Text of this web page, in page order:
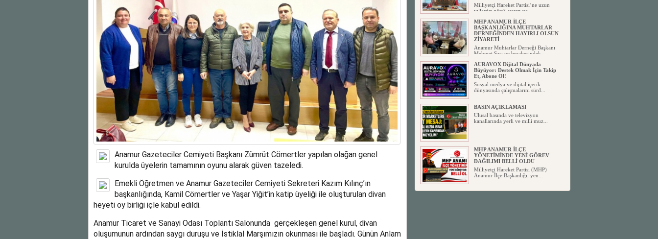
Anamur Gazeteciler Cemiyeti Başkanı Zümrüt Cömertler yapılan olağan genel
kurulda üyelerin tamamının oyunu alarak güven tazeledi.
Emekli Öğretmen ve Anamur Gazeteciler Cemiyeti Sekreteri Kazım Kılınç’ın
başkanlığında, Kamil Cömertler ve Yaşar Yiğit’in katip üyeliği ile oluşturulan divan
heyeti oy birliği içle kabul edildi.
Anamur Ticaret ve Sanayi Odası Toplantı Salonunda gerçekleşen genel kurul, divan
oluşumunun ardından saygı duruşu ve İstiklal Marşımızın okunması ile başladı. Günün Anlam
Milliyetçi Hareket Partisi’ne uzun
yıllardır gönül veren ve ...
MHP ANAMUR İLÇE
BAŞKANLIĞINA MUHTARLAR
DERNEĞİNDEN HAYIRLI OLSUN
ZİYARETİ
Anamur Muhtarlar Derneği Başkanı
Mehmet Sarı ve beraberindek...
AURAVOX Dijital Dünyada
Büyüyor: Destek Olmak İçin Takip
Et, Abone Ol!
Sosyal medya ve dijital içerik
dünyasında çalışmalarını sürd...
BASIN AÇIKLAMASI
Ulusal basında ve televizyon
kanallarında yerli ve milli muz...
MHP ANAMUR İLÇE
YÖNETİMİNDE YENİ GÖREV
DAĞILIMI BELLİ OLDU
Milliyetçi Hareket Partisi (MHP)
Anamur İlçe Başkanlığı, yen...
SİYASETİN TAŞLARI YENİDEN